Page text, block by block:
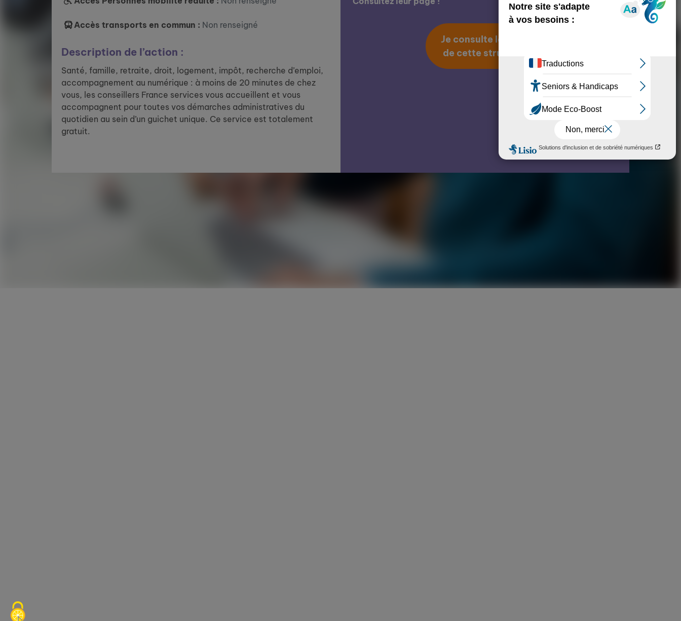
Accès transports en commun : Non renseigné
Description de l’action :
Santé, famille, retraite, droit, logement, impôt, recherche d’emploi,
accompagnement au numérique : à moins de 20 minutes de chez
vous, les conseillers France services vous accueillent et vous
accompagnent pour toutes vos démarches administratives du
quotidien au sein d’un guichet unique. Ce service est totalement
gratuit.
Je consulte la page
de cette structure